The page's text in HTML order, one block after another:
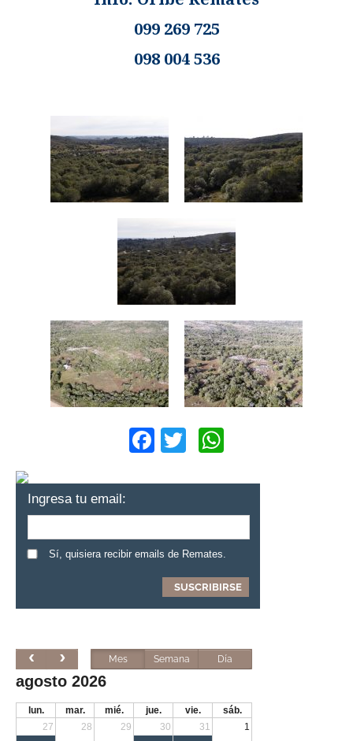
099 269 725
098 004 536
Facebook
Twitter
Ingresa tu email:
Sí, quisiera recibir emails de Remates.
Mes Semana Día
agosto 2026
lun. mar. mié. jue. vie.
sáb.
27
28 29 30 31 1